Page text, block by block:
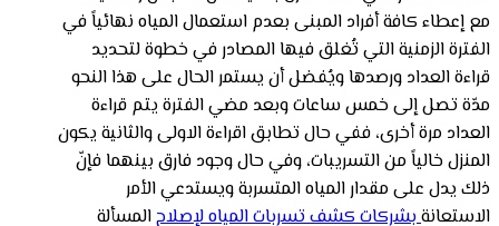
مع إعطاء كافة أفراد المبنى بعدم استعمال المياه نهائياً في
الفترة الزمنية التي تُغلق فيها المصادر في خطوة لتحديد
قراءة العداد ورصدها ويُفضل أن يستمر الحال على هذا النحو
مدّة تصل إلى خمس ساعات وبعد مضي الفترة يتم قراءة
العداد مرة أخرى، ففي حال تطابق اقراءة الاولى والثانية يكون
المنزل خالياً من التسريبات، وفي حال وجود فارق بينهما فإنّ
ذلك يدل على مقدار المياه المتسربة ويستدعي الأمر
الاستعانةبشركات كشف تسربات المياه لإصلاحالمسألة